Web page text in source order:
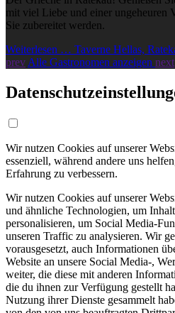
mit viel Liebe und einer ungeheuren
Sie zubereitet werden.
Weiterlesen … Taverne Hellas,
prev Alle Gastronomen anzeigen next
Wir nutzen Cookies auf unserer
essenziell, während andere uns
Erfahrung zu verbessern.
Wir nutzen Cookies auf unserer
und ähnliche Technologien, um
personalisieren, um Social Media-
unseren Traffic zu analysieren. Wir
vorausgesetzt, auch Informationen
Website an unsere Social Media-,
weiter, die diese mit anderen
die du ihnen zur Verfügung gestellt
Nutzung ihrer Dienste gesammelt